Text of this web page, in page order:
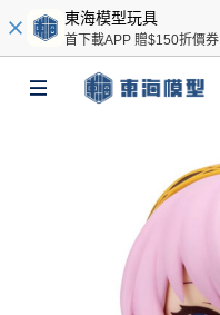
東海模型玩具
首下載APP 贈$150折價券